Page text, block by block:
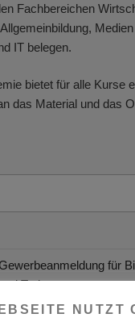
Fachbereichen
IT belegen.
bietet für alle Kurse
das Material und das
für
Trainer
NUTZT